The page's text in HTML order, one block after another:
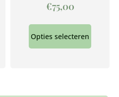
€75,00
Opties selecteren